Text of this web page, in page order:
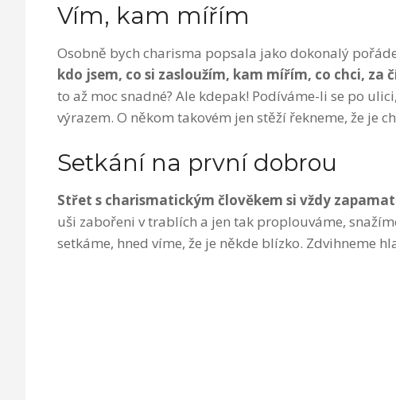
Vím, kam mířím
Osobně bych charisma popsala jako dokonalý
kdo jsem, co si zasloužím, kam mířím, co chci, za
to až moc snadné? Ale kdepak! Podíváme-li se po
výrazem. O někom takovém jen stěží řekneme, že je
Setkání na první dobrou
Střet s charismatickým člověkem si vždy
uši zabořeni v trablích a jen tak proplouváme,
setkáme, hned víme, že je někde blízko. Zdvihneme